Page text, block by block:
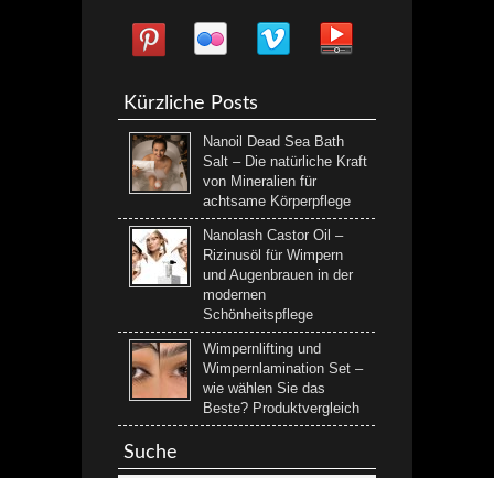
Kürzliche Posts
Nanoil Dead Sea Bath
Salt – Die natürliche Kraft
von Mineralien für
achtsame Körperpflege
Nanolash Castor Oil –
Rizinusöl für Wimpern
und Augenbrauen in der
modernen
Schönheitspflege
Wimpernlifting und
Wimpernlamination Set –
wie wählen Sie das
Beste? Produktvergleich
Suche